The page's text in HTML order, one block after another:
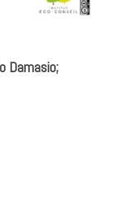
Damasio;